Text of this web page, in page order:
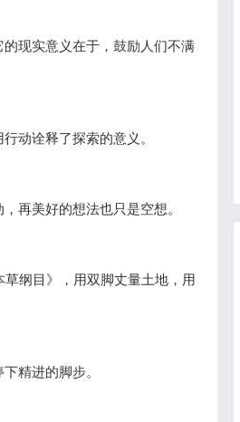
现实意义在于，鼓励人们不满
动诠释了探索的意义。
再美好的想法也只是空想。
纲目》，用双脚丈量土地，用
精进的脚步。